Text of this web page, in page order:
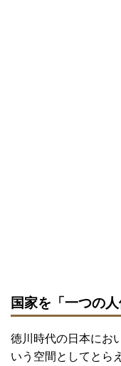
国家を「一つの
徳川時代の日本にお
いう空間としてとら